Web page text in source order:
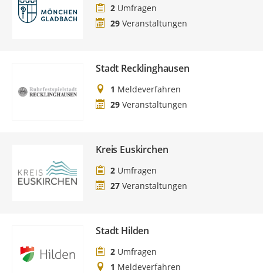
2 Umfragen
29 Veranstaltungen
Stadt Recklinghausen
1 Meldeverfahren
29 Veranstaltungen
Kreis Euskirchen
2 Umfragen
27 Veranstaltungen
Stadt Hilden
2 Umfragen
1 Meldeverfahren